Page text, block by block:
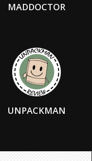
MADDOCTOR
UNPACKMAN